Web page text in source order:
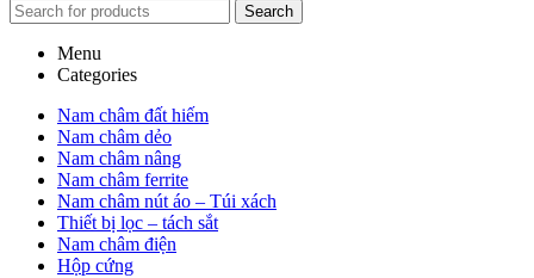
Search
Menu
Categories
Nam châm đất hiếm
Nam châm dẻo
Nam châm nâng
Nam châm ferrite
Nam châm nút áo – Túi xách
Thiết bị lọc – tách sắt
Nam châm điện
Hộp cứng